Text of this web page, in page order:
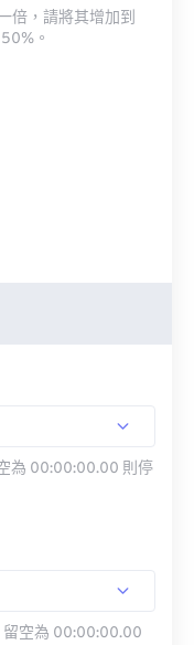
倍，請將其增加到
。
為 00:00:00.00 則停
留空為 00:00:00.00